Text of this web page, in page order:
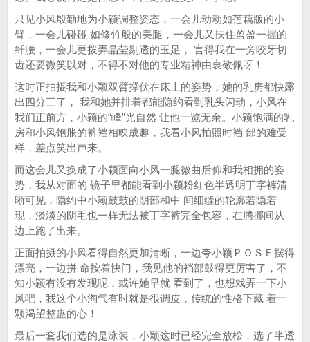
只见小风殷勤地为小颖调整姿态，一会儿动动如莲藕版的小
臂，一会儿碰碰 如修竹般的美腿，一会儿又扶住盈盈一握的
纤腰，一会儿更拨弄晶莹剔透的玉足， 害得我在一旁咬牙切
齿还要微笑以对，不得不对他的专业精神由衷敬佩呀！
这时正拍摄我和小颖双臂撑伏在床上的姿势，她的乳房都快露
出四分三了， 我和她并排着都能隐约看到乳头闪动，小风在
我们正前方，小颖的“峰”光自然 让他一览无余。小颖饱满的乳
房和小风饱胀的裤裆相映成趣，我看小风拍照时裆 部的难受
样，差点笑出声来。
而这会儿又换成了小颖面向小风一腿微曲后仰和我相拥的姿
势，我从对面的 镜子里都能看到小颖粉红色半透明丁字裤清
晰可见，隐约中小颖鼓鼓的阴部和中 间细缝的轮廓若隐若
现，淡淡的阴毛也一样无法被丁字裤完全包容，在腾挪间从
边上跑了出来。
正面拍摄的小风看得自然更加清晰，一边夸小颖ＰＯＳＥ摆得
漂亮，一边拼 命按着快门，我见他的裆部鼓得更厉害了，不
知小颖有没有发现呢，或许她早就 看到了，也想戏弄一下小
风吧，我这个小淘气有时就是很调皮，传统的性格下藏 着一
颗渴望整蛊的心！
最后一套我们选的是泳装，小颖这时已经完全放松，选了半透